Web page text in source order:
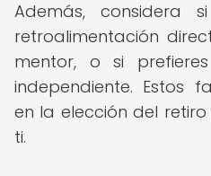
Además, considera
retroalimentación
mentor, o si
independiente. Estos
en la elección del
ti.